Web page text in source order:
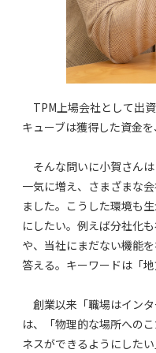
TPM上場会社として出
キューブは獲得した資金
そんな問いに小賀さん
一気に増え、さまざまな
ました。こうした環境も
にしたい。例えば分社化
や、当社にまだない機能
答える。キーワードは「地
創業以来「職場はイン
は、「物理的な場所への
ネスができるようにした